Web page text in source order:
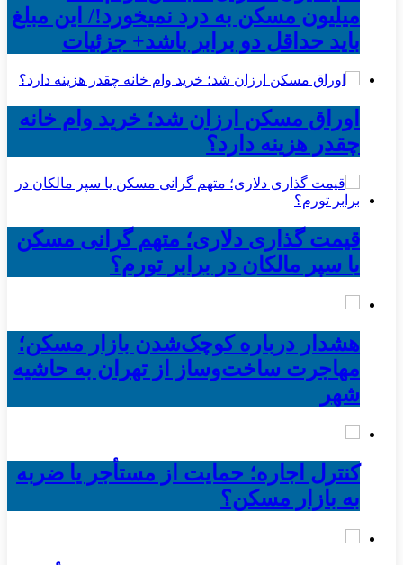
میلیون مسکن به درد نمیخورد!/ این مبلغ
باید حداقل دو برابر باشد+ جزئیات
اوراق مسکن ارزان شد؛ خرید وام خانه
چقدر هزینه دارد؟
قیمت گذاری دلاری؛ متهم گرانی مسکن
یا سپر مالکان در برابر تورم؟
هشدار درباره کوچک‌شدن بازار مسکن؛
مهاجرت ساخت‌وساز از تهران به حاشیه‌
شهر
کنترل اجاره؛ حمایت از مستأجر یا ضربه
به بازار مسکن؟